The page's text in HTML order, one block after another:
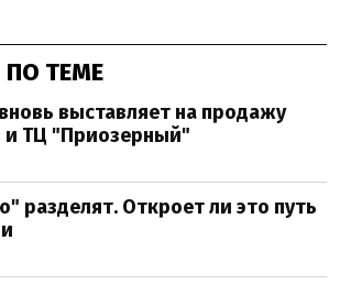
ТЕМЕ
выставляет на продажу
и ТЦ "Приозерный"
разделят. Откроет ли это путь